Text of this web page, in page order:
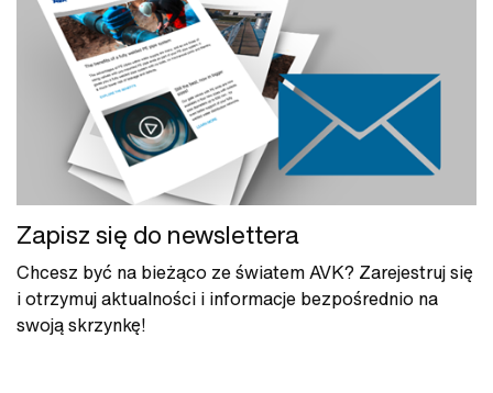
Zapisz się do newslettera
Chcesz być na bieżąco ze światem AVK? Zarejestruj się
i otrzymuj aktualności i informacje bezpośrednio na
swoją skrzynkę!